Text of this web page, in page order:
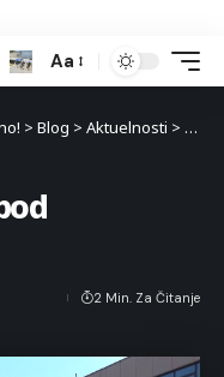
Aa
> Blog > Aktuelnosti >
2 Min. Za Čitanje